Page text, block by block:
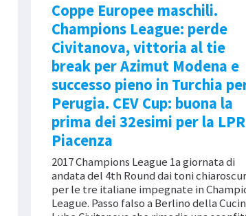
Coppe Europee maschili.
Champions League: perde
Civitanova, vittoria al tie
break per Azimut Modena e
successo pieno in Turchia
Perugia. CEV Cup: buona la
prima dei 32esimi per la LPR
Piacenza
2017 Champions League 1a giornata di
andata del 4th Round dai toni
per le tre italiane impegnate in
League. Passo falso a Berlino della